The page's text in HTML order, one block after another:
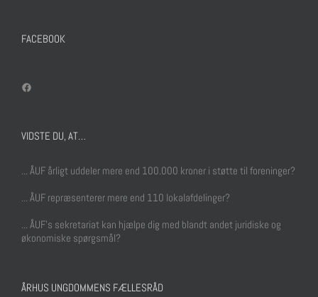
FACEBOOK
VIDSTE DU, AT…
... ÅUF årligt uddeler mere end 100.000 kroner i støtte til foreninger?
... ÅUF repræsenterer mere end 110 lokalafdelinger?
... ÅUF's sekretariat kan hjælpe dig med blandt andet juridiske og
økonomiske spørgsmål?
ÅRHUS UNGDOMMENS FÆLLESRÅD